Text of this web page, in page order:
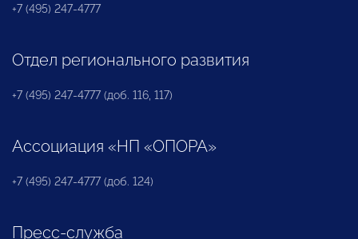
+7 (495) 247-4777
Отдел регионального развития
+7 (495) 247-4777 (доб. 116, 117)
Ассоциация «НП «ОПОРА»
+7 (495) 247-4777 (доб. 124)
Пресс-служба